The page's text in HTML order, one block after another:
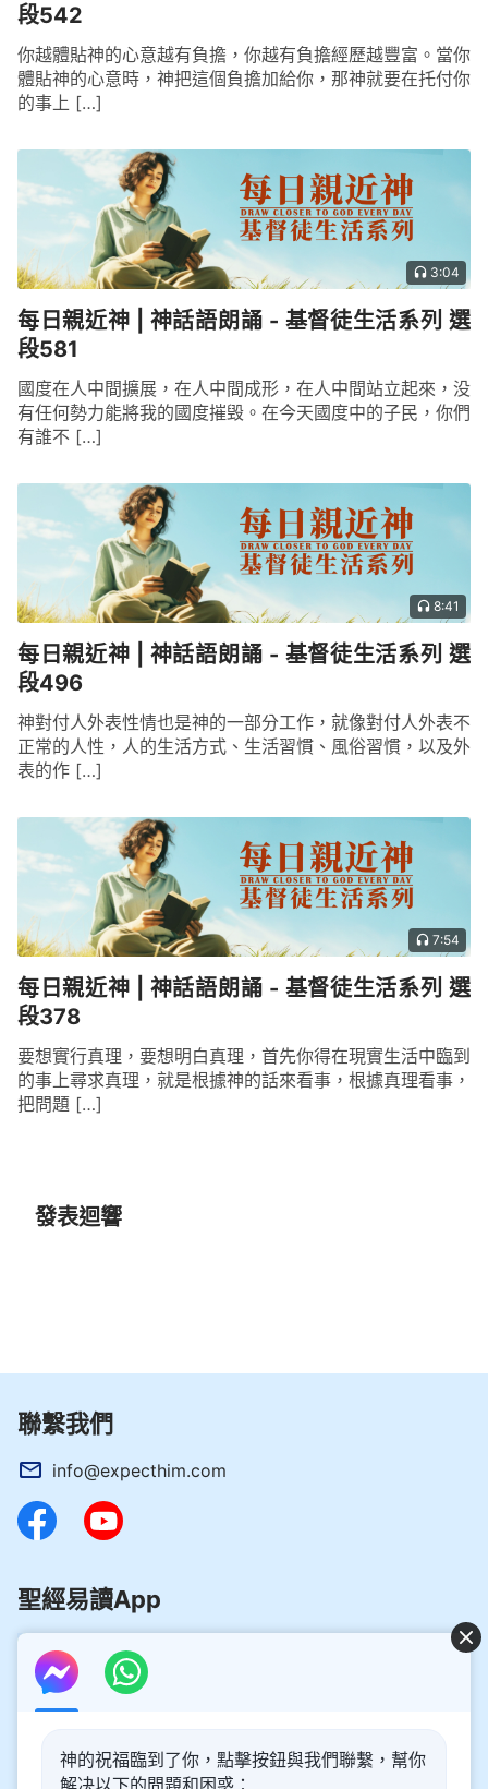
段542
你越體貼神的心意越有負擔，你越有負擔經歷越豐富。當你
體貼神的心意時，神把這個負擔加給你，那神就要在托付你
的事上 […]
3:04
每日親近神 | 神話語朗誦 - 基督徒生活系列 選
段581
國度在人中間擴展，在人中間成形，在人中間站立起來，没
有任何勢力能將我的國度摧毁。在今天國度中的子民，你們
有誰不 […]
8:41
每日親近神 | 神話語朗誦 - 基督徒生活系列 選
段496
神對付人外表性情也是神的一部分工作，就像對付人外表不
正常的人性，人的生活方式、生活習慣、風俗習慣，以及外
表的作 […]
7:54
每日親近神 | 神話語朗誦 - 基督徒生活系列 選
段378
要想實行真理，要想明白真理，首先你得在現實生活中臨到
的事上尋求真理，就是根據神的話來看事，根據真理看事，
把問題 […]
發表迴響
聯繫我們
info@expecthim.com
聖經易讀App
你想了解主再來的奥秘，喜迎主重歸嗎？以下内容將為你帶
神的祝福臨到了你，點擊按鈕與我們聯繫，幫你
解决以下的問題和困惑：